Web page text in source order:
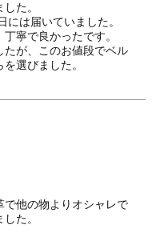
た。
は届いていました。
寧で良かったです。
たが、このお値段でベル
選びました。
他の物よりオシャレで
た。